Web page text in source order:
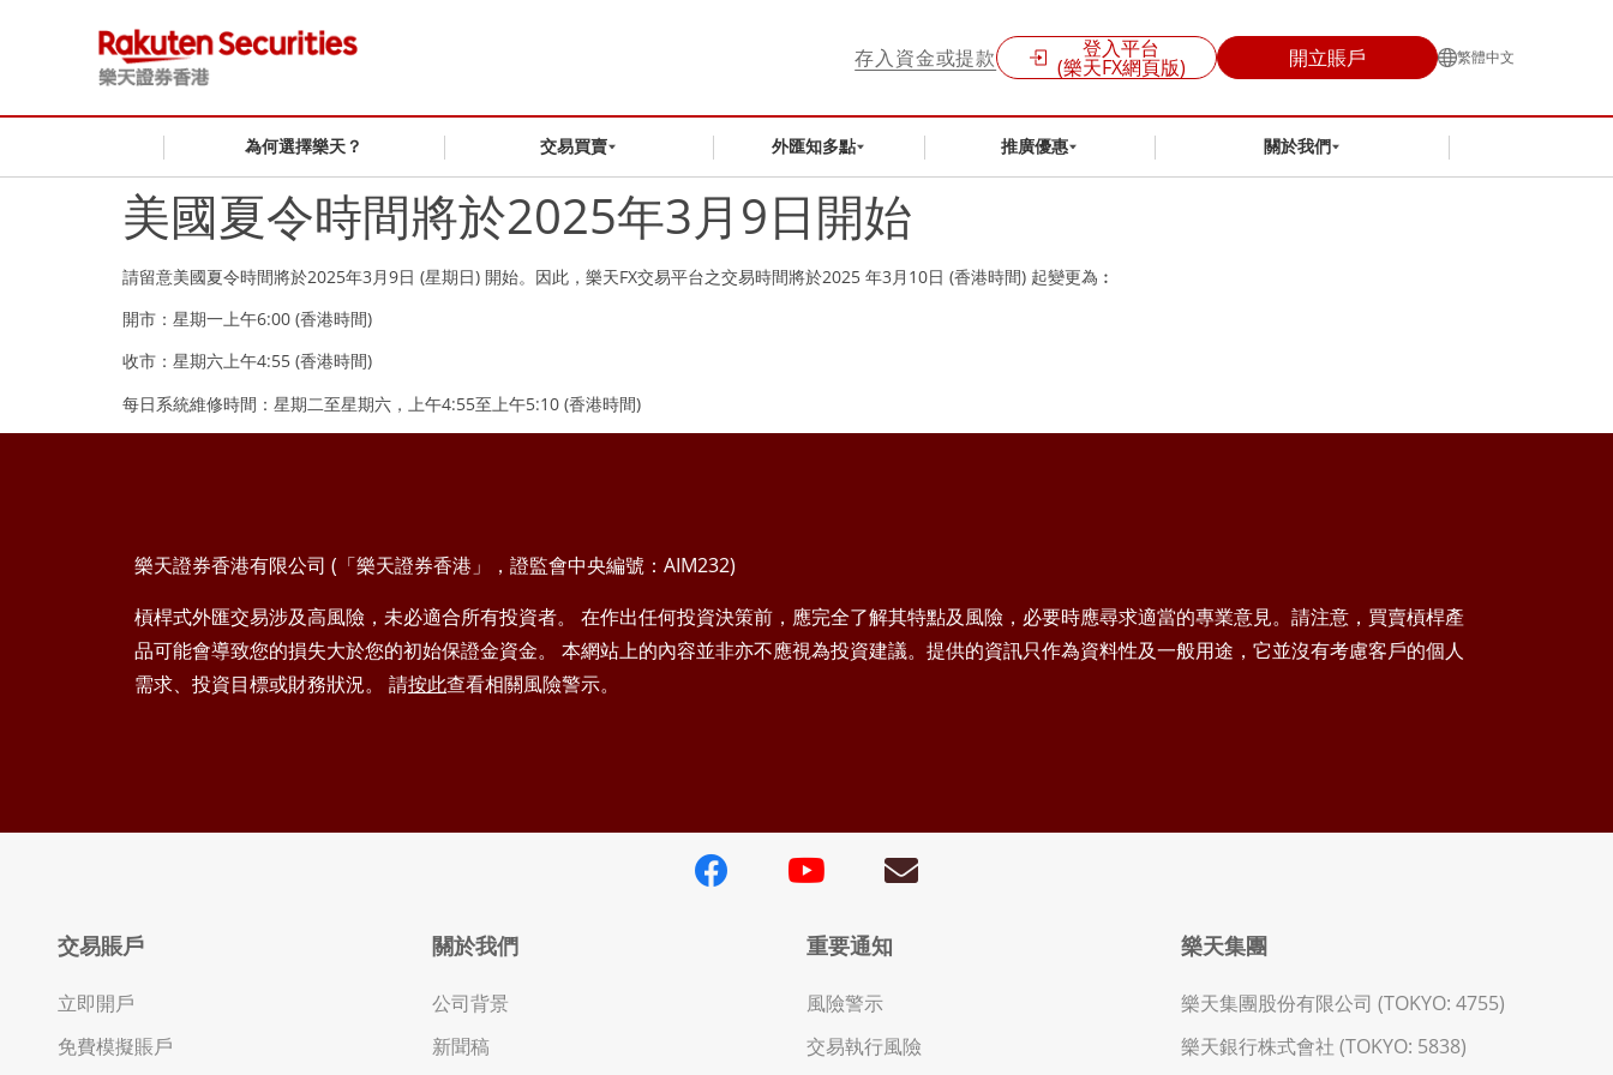
存入資金或提款 登入平台
(樂天FX網頁版) 開立賬戶 繁體中文
為何選擇樂天？ 交易買賣 外匯知多點 推廣優惠 關於我們
美國夏令時間將於2025年3月9日開始
請留意美國夏令時間將於2025年3月9日 (星期日) 開始。因此，樂天FX交易平台之交易時間將於2025 年3月10日 (香港時間) 起變更為︰
開市：星期一上午6:00 (香港時間)
收市：星期六上午4:55 (香港時間)
每日系統維修時間：星期二至星期六，上午4:55至上午5:10 (香港時間)
樂天證券香港有限公司 (「樂天證券香港」，證監會中央編號：AIM232)
槓桿式外匯交易涉及高風險，未必適合所有投資者。 在作出任何投資決策前，應完全了解其特點及風險，必要時應尋求適當的專業意見。請注意，買賣槓桿產
品可能會導致您的損失大於您的初始保證金資金。 本網站上的內容並非亦不應視為投資建議。提供的資訊只作為資料性及一般用途，它並沒有考慮客戶的個人
需求、投資目標或財務狀況。 請按此查看相關風險警示。
交易賬戶
立即開戶
免費模擬賬戶
關於我們
公司背景
新聞稿
重要通知
風險警示
交易執行風險
樂天集團
樂天集團股份有限公司 (TOKYO: 4755)
樂天銀行株式會社 (TOKYO: 5838)